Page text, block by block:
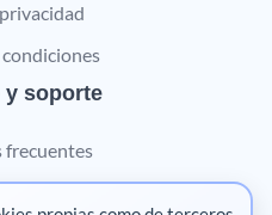
y soporte
frecuentes